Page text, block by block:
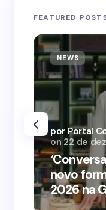
FEATURED
NEWS
novo
2026 na
por Portal
on 22 de